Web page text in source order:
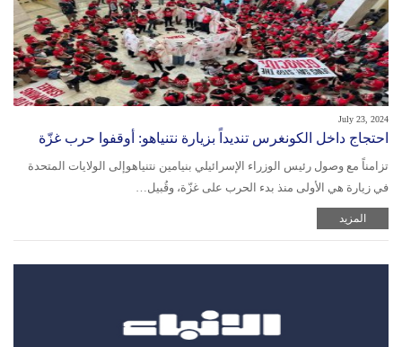
July 23, 2024
احتجاج داخل الكونغرس تنديداً بزيارة نتنياهو: أوقفوا حرب غزّة
تزامناً مع وصول رئيس الوزراء الإسرائيلي بنيامين نتنياهوإلى الولايات المتحدة
في زيارة هي الأولى منذ بدء الحرب على غزّة، وقُبيل…
المزيد